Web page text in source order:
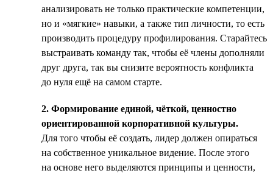
анализировать не только практические компетенции,
но и «мягкие» навыки, а также тип личности, то есть
производить процедуру профилирования. Старайтесь
выстраивать команду так, чтобы её члены дополняли
друг друга, так вы снизите вероятность конфликта
до нуля ещё на самом старте.
2. Формирование единой, чёткой, ценностно
ориентированной корпоративной культуры.
Для того чтобы её создать, лидер должен опираться
на собственное уникальное видение. После этого
на основе него выделяются принципы и ценности,